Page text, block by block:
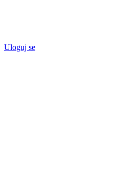
Uloguj se